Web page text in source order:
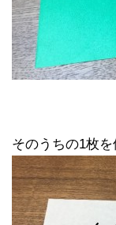
そのうちの1枚